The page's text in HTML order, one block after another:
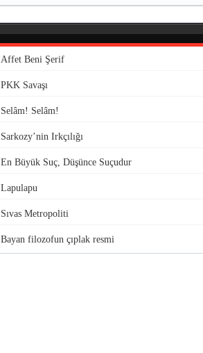
Affet Beni Şerif
PKK Savaşı
Selâm! Selâm!
Sarkozy’nin Irkçılığı
En Büyük Suç, Düşünce Suçudur
Lapulapu
Sıvas Metropoliti
Bayan filozofun çıplak resmi